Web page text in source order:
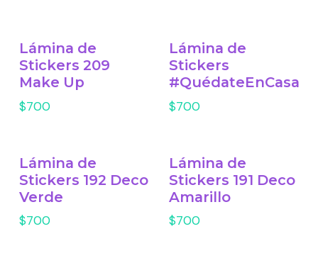
Lámina de
Stickers 209
Make Up
$700
Lámina de
Stickers
#QuédateEnCasa
$700
Lámina de
Stickers 192 Deco
Verde
$700
Lámina de
Stickers 191 Deco
Amarillo
$700